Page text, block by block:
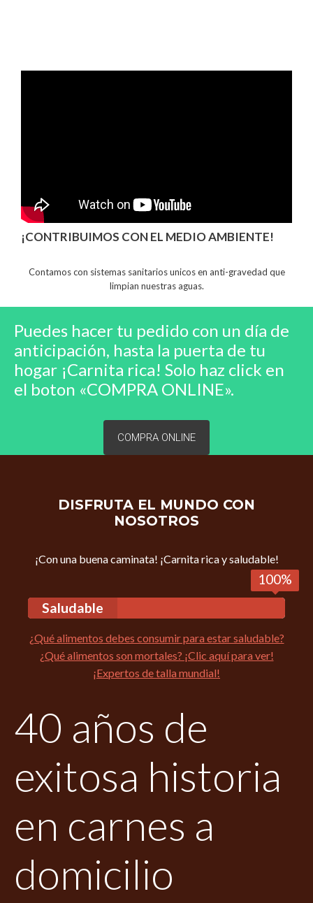
¡CONTRIBUIMOS CON EL MEDIO AMBIENTE!
Contamos con sistemas sanitarios unicos en anti-gravedad que
limpian nuestras aguas.
Puedes hacer tu pedido con un día de
anticipación, hasta la puerta de tu
hogar ¡Carnita rica! Solo haz click en
el boton «COMPRA ONLINE».
COMPRA ONLINE
DISFRUTA EL MUNDO CON
NOSOTROS
¡Con una buena caminata! ¡Carnita rica y saludable!
Saludable
100%
¿Qué alimentos debes consumir para estar saludable?
¿Qué alimentos son mortales? ¡Clic aquí para ver!
¡Expertos de talla mundial!
40 años de
exitosa historia
en carnes a
domicilio